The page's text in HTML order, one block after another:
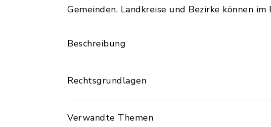
Gemeinden, Landkreise und Bezirke können
Beschreibung
Rechtsgrundlagen
Verwandte Themen